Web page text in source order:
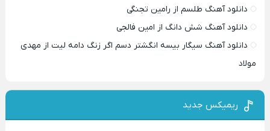
دانلود آهنگ طلسم از رامین تجنگی
دانلود آهنگ شش دانگ از امین فالجی
دانلود آهنگ سیگار بیسه انگشتر دسم اگر زنگ دامه لیت از مهدی
مولاد
ریمیکس جدید